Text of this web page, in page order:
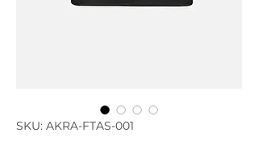
SKU: AKRA-FTAS-001